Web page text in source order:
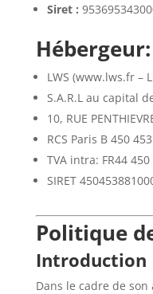
Siret :
Hébergeur:
LWS (www.lws.fr –
S.A.R.L au capital
10, RUE
RCS Paris B 450
TVA intra: FR44 450
SIRET
Politique
Introduction
Dans le cadre de